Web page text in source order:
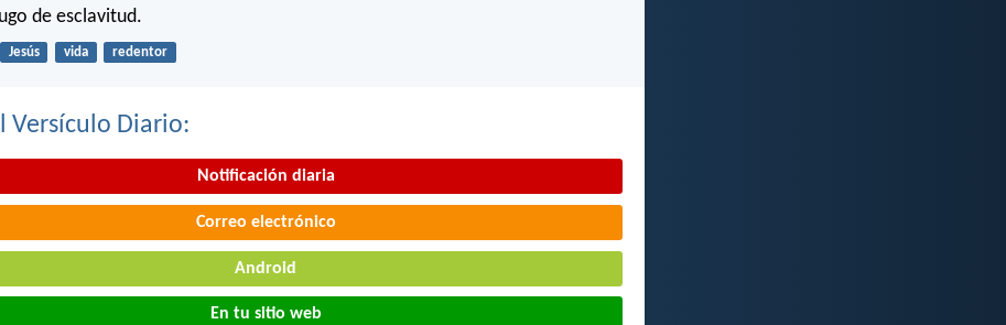
de esclavitud.
Jesús vida redentor
Versículo Diario:
Notificación diaria
Correo electrónico
Android
En tu sitio web